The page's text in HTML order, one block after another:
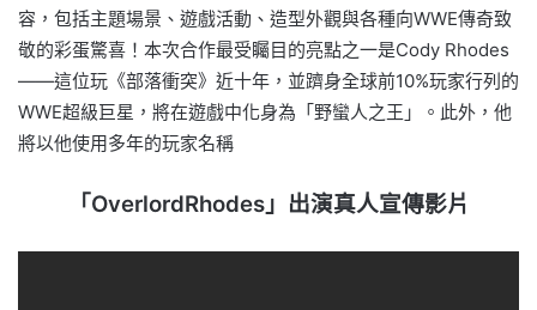
容，包括主題場景、遊戲活動、造型外觀與各種向WWE傳奇致
敬的彩蛋驚喜！本次合作最受矚目的亮點之一是Cody Rhodes
——這位玩《部落衝突》近十年，並躋身全球前10%玩家行列的
WWE超級巨星，將在遊戲中化身為「野蠻人之王」。此外，他
將以他使用多年的玩家名稱
「OverlordRhodes」出演真人宣傳影片